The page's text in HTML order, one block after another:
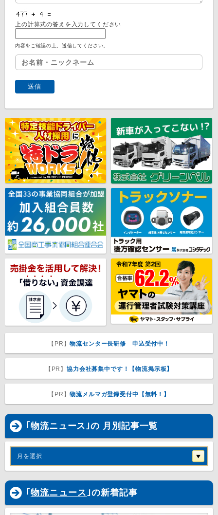
上の計算式の答えを入力してください
内容をご確認の上、送信してください。
【PR】物流センター長研修 申込受付中！
【PR】協力会社募集中です！【物流掲示板】
【PR】物流メルマガ登録受付中【無料！】
｢物流ニュース｣の 月別記事一覧
月を選択
｢ 物流ニュース｣の新着記事